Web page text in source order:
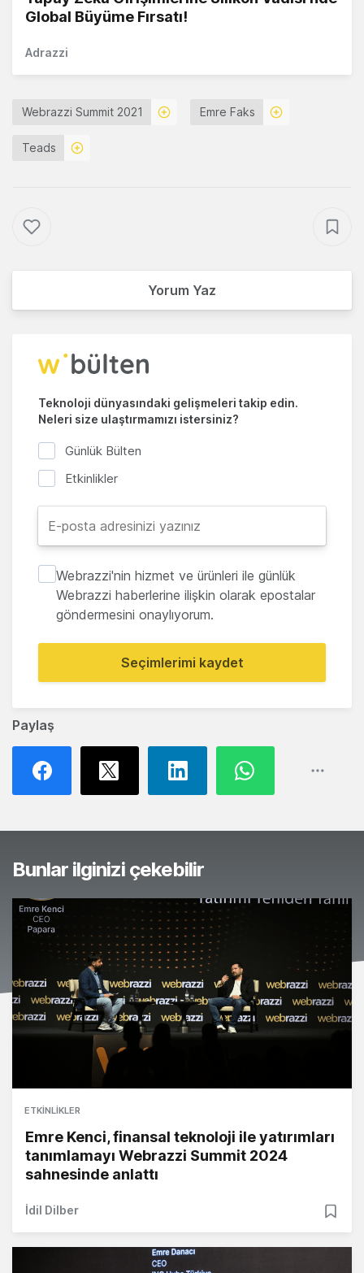
Paylaş
Global Büyüme Fırsatı!
Adrazzi
Webrazzi Summit 2021 Emre Faks
Teads
Yorum Yaz
Teknoloji dünyasındaki gelişmeleri takip edin.
Neleri size ulaştırmamızı istersiniz?
Günlük Bülten
Etkinlikler
Webrazzi'nin hizmet ve ürünleri ile günlük
Webrazzi haberlerine ilişkin olarak epostalar
göndermesini onaylıyorum.
Seçimlerimi kaydet
Bunlar ilginizi çekebilir
ETKINLIKLER
Emre Kenci, finansal teknoloji ile yatırımları
tanımlamayı Webrazzi Summit 2024
sahnesinde anlattı
İdil Dilber